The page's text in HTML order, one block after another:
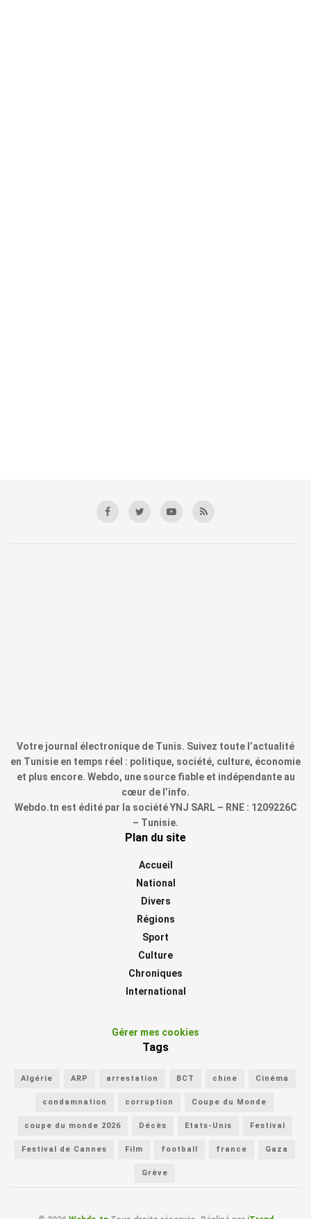
Votre journal électronique de Tunis. Suivez toute l’actualité
en Tunisie en temps réel : politique, société, culture, économie
et plus encore. Webdo, une source fiable et indépendante au
cœur de l’info.
Webdo.tn est édité par la société YNJ SARL – RNE : 1209226C
– Tunisie.
Plan du site
Accueil
National
Divers
Régions
Sport
Culture
Chroniques
International
Gérer mes cookies
Tags
Algérie ARP arrestation BCT chine Cinéma
condamnation corruption Coupe du Monde
coupe du monde 2026 Décès Etats-Unis Festival
Festival de Cannes Film football france Gaza
Grève